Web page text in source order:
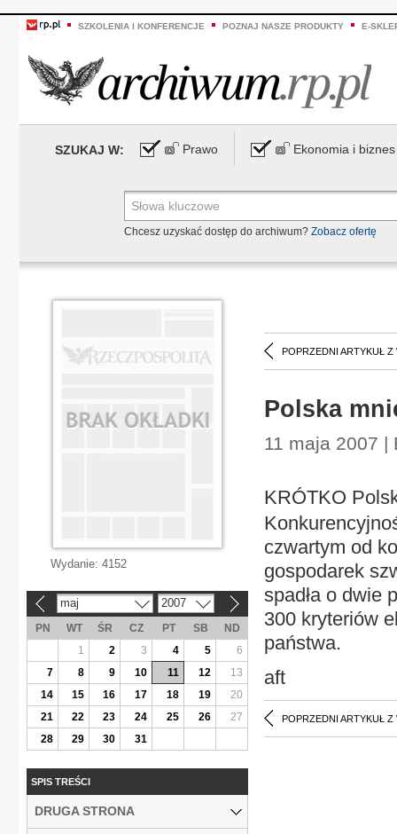
SZKOLENIA I KONFERENCJE POZNAJ NASZE PRODUKTY E-
SZUKAJ W: Prawo Ekonomia i biznes
Chcesz uzyskać dostęp do archiwum? Zobacz ofertę
POPRZEDNI ARTYKUŁ Z
Polska
11 maja 2007 |
KRÓTKO
czwartym od
gospodarek
spadła o dwie
300 kryteriów
państwa.
aft
POPRZEDNI ARTYKUŁ Z
Wydanie: 4152
maj 2007
PN WT ŚR CZ PT SB
ND
1
2 3 4 5
6
7
8 9 10 11 12
13
14
15 16 17 18 19
20
21
22 23 24 25 26
27
28
29 30 31
SPIS TREŚCI
DRUGA STRONA